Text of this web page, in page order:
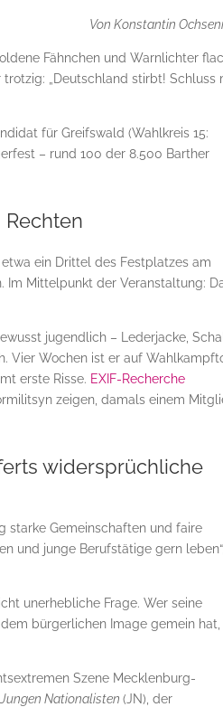
Von Konstantin
Fähnchen und Warnlichter
„Deutschland stirbt! Schluss
für Greifswald (Wahlkreis 15:
– rund 100 der 8.500 Barther
ein Drittel des Festplatzes am
Im Mittelpunkt der Veranstaltung:
jugendlich – Lederjacke, Schal,
Vier Wochen ist er auf
erste Risse. EXIF-Recherche
zeigen, damals einem
widersprüchliche
starke Gemeinschaften und faire
und junge Berufstätige gern leben“,
unerhebliche Frage. Wer seine
bürgerlichen Image gemein hat,
Szene Mecklenburg-
Jungen Nationalisten(JN), der